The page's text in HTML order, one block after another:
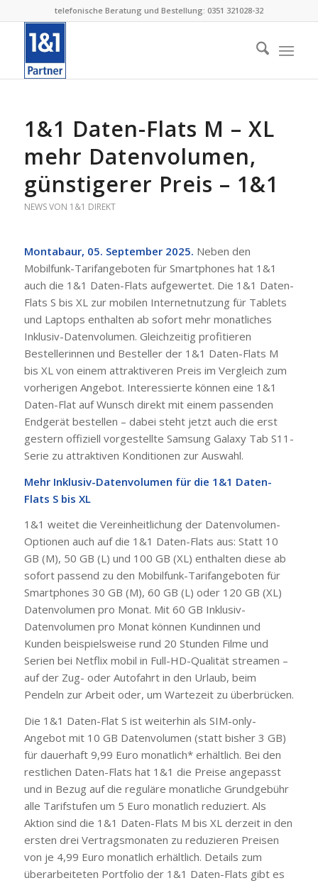
telefonische Beratung und Bestellung: 0351 321028-32
1&1 Daten-Flats M – XL
mehr Datenvolumen,
günstigerer Preis – 1&1
NEWS VON 1&1 DIREKT
Montabaur, 05. September 2025. Neben den
Mobilfunk-Tarifangeboten für Smartphones hat 1&1
auch die 1&1 Daten-Flats aufgewertet. Die 1&1 Daten-
Flats S bis XL zur mobilen Internetnutzung für Tablets
und Laptops enthalten ab sofort mehr monatliches
Inklusiv-Datenvolumen. Gleichzeitig profitieren
Bestellerinnen und Besteller der 1&1 Daten-Flats M
bis XL von einem attraktiveren Preis im Vergleich zum
vorherigen Angebot. Interessierte können eine 1&1
Daten-Flat auf Wunsch direkt mit einem passenden
Endgerät bestellen – dabei steht jetzt auch die erst
gestern offiziell vorgestellte Samsung Galaxy Tab S11-
Serie zu attraktiven Konditionen zur Auswahl.
Mehr Inklusiv-Datenvolumen für die 1&1 Daten-
Flats S bis XL
1&1 weitet die Vereinheitlichung der Datenvolumen-
Optionen auch auf die 1&1 Daten-Flats aus: Statt 10
GB (M), 50 GB (L) und 100 GB (XL) enthalten diese ab
sofort passend zu den Mobilfunk-Tarifangeboten für
Smartphones 30 GB (M), 60 GB (L) oder 120 GB (XL)
Datenvolumen pro Monat. Mit 60 GB Inklusiv-
Datenvolumen pro Monat können Kundinnen und
Kunden beispielsweise rund 20 Stunden Filme und
Serien bei Netflix mobil in Full-HD-Qualität streamen –
auf der Zug- oder Autofahrt in den Urlaub, beim
Pendeln zur Arbeit oder, um Wartezeit zu überbrücken.
Die 1&1 Daten-Flat S ist weiterhin als SIM-only-
Angebot mit 10 GB Datenvolumen (statt bisher 3 GB)
für dauerhaft 9,99 Euro monatlich* erhältlich. Bei den
restlichen Daten-Flats hat 1&1 die Preise angepasst
und in Bezug auf die reguläre monatliche Grundgebühr
alle Tarifstufen um 5 Euro monatlich reduziert. Als
Aktion sind die 1&1 Daten-Flats M bis XL derzeit in den
ersten drei Vertragsmonaten zu reduzieren Preisen
von je 4,99 Euro monatlich erhältlich. Details zum
überarbeiteten Portfolio der 1&1 Daten-Flats gibt es